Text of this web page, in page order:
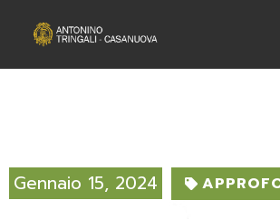
Gennaio 15, 2024